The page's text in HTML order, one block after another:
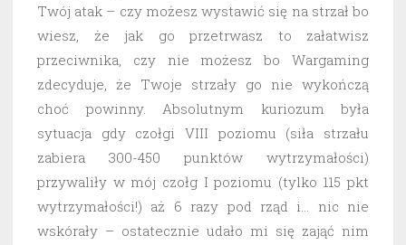
Twój atak – czy możesz wystawić się na strzał bo
wiesz, że jak go przetrwasz to załatwisz
przeciwnika, czy nie możesz bo Wargaming
zdecyduje, że Twoje strzały go nie wykończą
choć powinny. Absolutnym kuriozum była
sytuacja gdy czołgi VIII poziomu (siła strzału
zabiera 300-450 punktów wytrzymałości)
przywaliły w mój czołg I poziomu (tylko 115 pkt
wytrzymałości!) aż 6 razy pod rząd i… nic nie
wskórały – ostatecznie udało mi się zająć nim